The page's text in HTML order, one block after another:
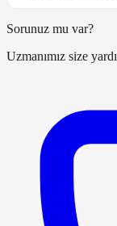
Sorunuz mu var?
Uzmanımız size